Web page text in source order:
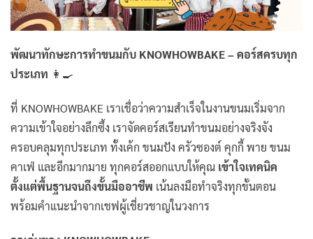
พัฒนาทักษะการทำขนมกับ KNOWHOWBAKE – คอร์สครบทุก
ประเภท 👩‍🍳
ที่ KNOWHOWBAKE เราเชื่อว่าความสำเร็จในงานขนมเริ่มจาก
ความเข้าใจอย่างลึกซึ้ง เราจัดคอร์สเรียนทำขนมอย่างจริงจัง
ครอบคลุมทุกประเภท ทั้งเค้ก ขนมปัง ครัวซองต์ คุกกี้ พาย ขนม
คาเฟ่ และอีกมากมาย ทุกคอร์สออกแบบให้คุณ เข้าใจเทคนิค
ตั้งแต่พื้นฐานจนถึงขั้นมืออาชีพ เน้นลงมือทำจริงทุกขั้นตอน
พร้อมคำแนะนำจากเชฟผู้เชี่ยวชาญในวงการ